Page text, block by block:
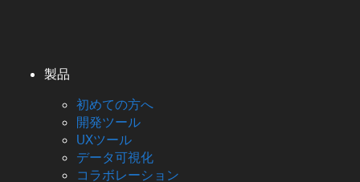
製品
初めての方へ
開発ツール
UXツール
データ可視化
コラボレーション